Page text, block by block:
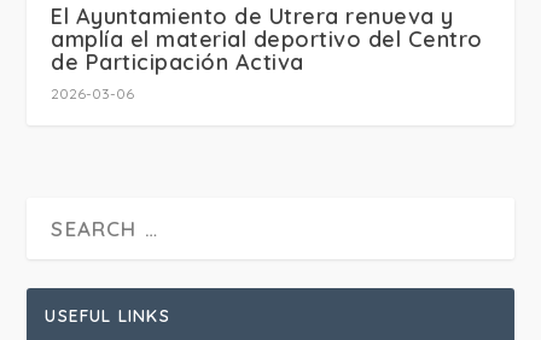
El Ayuntamiento de Utrera renueva y
amplía el material deportivo del Centro
de Participación Activa
2026-03-06
USEFUL LINKS